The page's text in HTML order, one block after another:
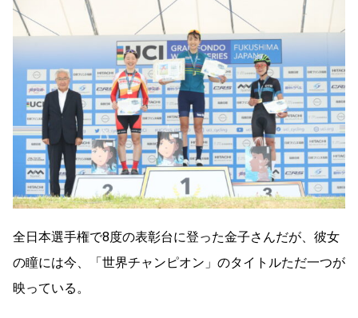
全日本選手権で8度の表彰台に登った金子さんだが、彼女
の瞳には今、「世界チャンピオン」のタイトルただ一つが
映っている。